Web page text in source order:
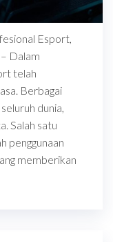
Esport,
Dalam
telah
Berbagai
dunia,
Salah satu
penggunaan
memberikan